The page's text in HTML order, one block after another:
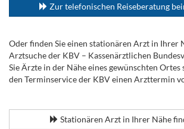
Zur telefonischen Reiseberatung
Oder finden Sie einen stationären Arzt in Ihrer
Arztsuche der KBV – Kassenärztlichen
Sie Ärzte in der Nähe eines gewünschten Ortes
den Terminservice der KBV einen Arzttermin
Stationären Arzt in Ihrer Nähe